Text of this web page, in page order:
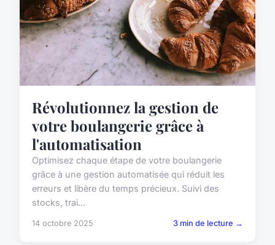
Révolutionnez la gestion de
votre boulangerie grâce à
l'automatisation
Optimisez chaque étape de votre boulangerie
grâce à une gestion automatisée qui réduit les
erreurs et libère du temps précieux. Suivi des
stocks, trai...
14 octobre 2025 3 min de lecture →